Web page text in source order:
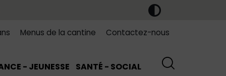
Menus de la cantine Contactez-nous
- JEUNESSE SANTÉ - SOCIAL